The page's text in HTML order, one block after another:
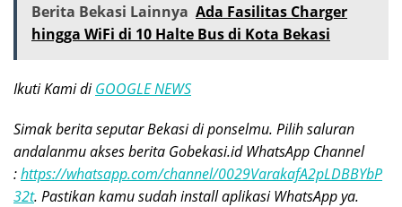
Berita Bekasi Lainnya Ada Fasilitas Charger
hingga WiFi di 10 Halte Bus di Kota Bekasi
Ikuti Kami diGOOGLE NEWS
Simak berita seputar Bekasi di ponselmu. Pilih saluran
andalanmu akses berita Gobekasi.id WhatsApp Channel
:https://whatsapp.com/channel/0029VarakafA2pLDBBYbP
32t. Pastikan kamu sudah install aplikasi WhatsApp ya.